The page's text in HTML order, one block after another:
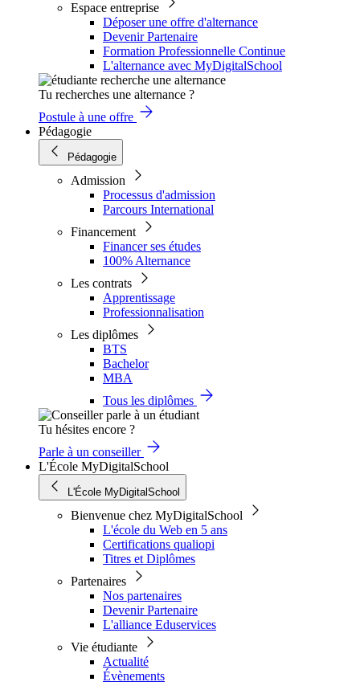
Espace entreprise
Déposer une offre d'alternance
Devenir Partenaire
Formation Professionnelle Continue
L'alternance avec MyDigitalSchool
Tu recherches une alternance ?
Postule à une offre
Pédagogie
Pédagogie
Admission
Processus d'admission
Parcours International
Financement
Financer ses études
100% Alternance
Les contrats
Apprentissage
Professionnalisation
Les diplômes
BTS
Bachelor
MBA
Tous les diplômes
Tu hésites encore ?
Parle à un conseiller
L'École MyDigitalSchool
L'École MyDigitalSchool
Bienvenue chez MyDigitalSchool
L'école du Web en 5 ans
Certifications qualiopi
Titres et Diplômes
Partenaires
Nos partenaires
Devenir Partenaire
L'alliance Eduservices
Vie étudiante
Actualité
Évènements